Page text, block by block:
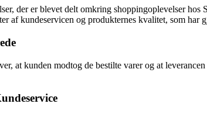
der er blevet delt omkring shoppingoplevelser
af kundeservicen og produkternes kvalitet, som har
at kunden modtog de bestilte varer og at